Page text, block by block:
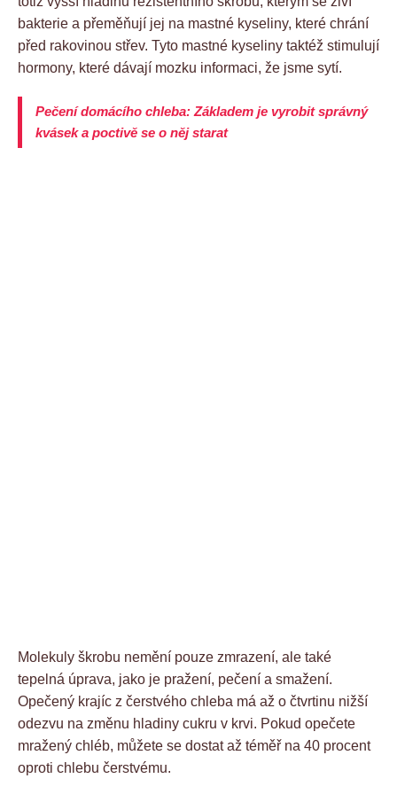
bakterie a přeměňují jej na mastné kyseliny, které chrání
před rakovinou střev. Tyto mastné kyseliny taktéž stimulují
hormony, které dávají mozku informaci, že jsme sytí.
Pečení domácího chleba: Základem je vyrobit správný
kvásek a poctivě se o něj starat
Molekuly škrobu nemění pouze zmrazení, ale také
tepelná úprava, jako je pražení, pečení a smažení.
Opečený krajíc z čerstvého chleba má až o čtvrtinu nižší
odezvu na změnu hladiny cukru v krvi. Pokud opečete
mražený chléb, můžete se dostat až téměř na 40 procent
oproti chlebu čerstvému.